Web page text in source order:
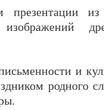
презентации
и
родного